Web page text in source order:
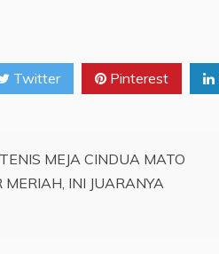
Twitter Pinterest
MEJA CINDUA MATO
INI JUARANYA